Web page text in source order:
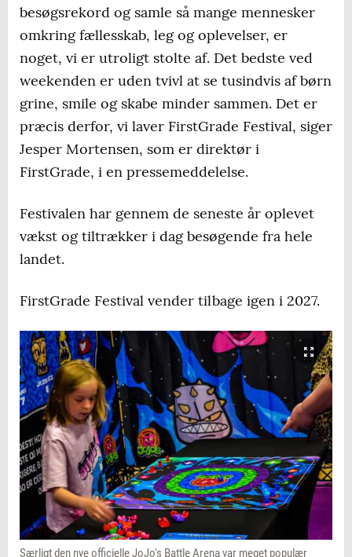
besøgsrekord og samle så mange mennesker
omkring fællesskab, leg og oplevelser, er
noget, vi er utroligt stolte af. Det bedste ved
weekenden er uden tvivl at se tusindvis af børn
grine, smile og skabe minder sammen. Det er
præcis derfor, vi laver FirstGrade Festival, siger
Jesper Mortensen, som er direktør i
FirstGrade, i en pressemeddelelse.
Festivalen har gennem de seneste år oplevet
vækst og tiltrækker i dag besøgende fra hele
landet.
FirstGrade Festival vender tilbage igen i 2027.
Særligt den nye officielle JoJo's Battle Arena var meget populær